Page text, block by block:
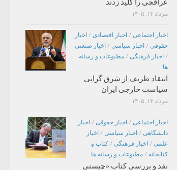
مرداد ۱۴, ۱۴۰۵
اخبار اجتماعی / اخبار اقتصادی / اخبار
حقوقی / اخبار سیاسی / اخبار صنعتی
/ اخبار فرهنگی / مطبوعات و رسانه
ها
انتقاد ظریف از شرق گرایی
سیاست خارجی ایران
مرداد ۱۴, ۱۴۰۵
اخبار اجتماعی / اخبار حقوقی / اخبار
دانشگاهی / اخبار سیاسی / اخبار
علمی / اخبار فرهنگی / کتاب و
کتابخانه / مطبوعات و رسانه ها
نقد و بررسی کتاب «چیستی